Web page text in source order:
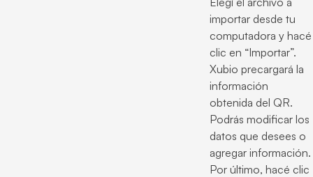
importar desde tu
computadora y hacé
clic en “Importar”.
Xubio precargará la
información
obtenida del QR.
Podrás modificar los
datos que desees o
agregar información.
Por último, hacé clic